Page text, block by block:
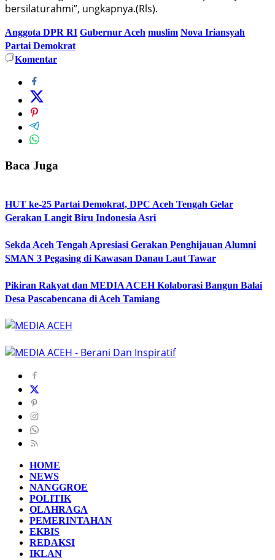
bersilaturahmi”, ungkapnya.(Rls).
Anggota DPR RI Gubernur Aceh muslim Nova Iriansyah
Partai Demokrat
Komentar
Baca Juga
HUT ke-25 Partai Demokrat, DPC Aceh Tengah Gelar
Gerakan Langit Biru Indonesia Asri
Sekda Aceh Tengah Apresiasi Gerakan Penghijauan Alumni
SMAN 3 Pegasing di Kawasan Danau Laut Tawar
Pikiran Rakyat dan MEDIA ACEH Kolaborasi Bangun Balai
Desa Pascabencana di Aceh Tamiang
HOME
NEWS
NANGGROE
POLITIK
OLAHRAGA
PEMERINTAHAN
EKBIS
REDAKSI
IKLAN